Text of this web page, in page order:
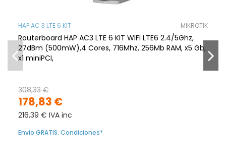
HAP AC 3 LTE 6 KIT MIKROTIK
Routerboard HAP AC3 LTE 6 KIT WIFI LTE6 2.4/5Ghz,
27dBm (500mW),4 Cores, 716Mhz, 256Mb RAM, x5 Gb,
x1 miniPCI,
178,83 €
308,33 €
216,39 € IVA inc
Envío GRATIS. Condiciones*